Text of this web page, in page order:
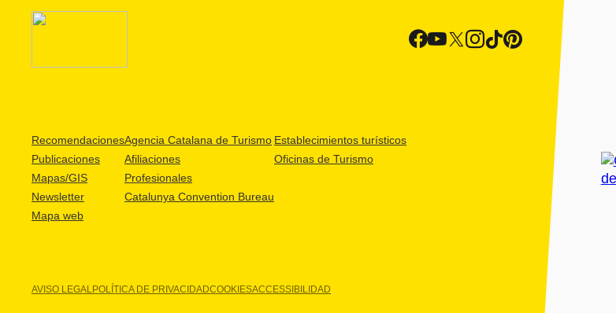
Recomendaciones
Publicaciones
Mapas/GIS
Newsletter
Mapa web
Agencia Catalana de Turismo
Afiliaciones
Profesionales
Catalunya Convention Bureau
Establecimientos turísticos
Oficinas de Turismo
AVISO LEGALPOLÍTICA DE PRIVACIDADCOOKIESACCESSIBILIDAD